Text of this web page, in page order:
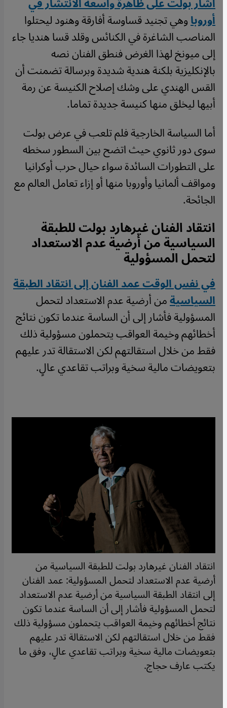
أوروباوهي تجنيد قساوسة أفارقة وهنود ليحتلوا
المناصب الشاغرة في الكنائس وقلد قسا هنديا جاء
إلى ميونخ لهذا الغرض فنطق الفنان نصه
بالإنكليزية بلكنة هندية شديدة وبرسالة تضمنت أن
القس الهندي على وشك إصلاح الكنيسة عن رمة
أبيها ليخلق منها كنيسة جديدة تماما.
أما السياسة الخارجية فلم تلعب في عرض بولت
سوى دور ثانوي حيث اتضح بين السطور سخطه
على التطورات السائدة سواء حيال حرب أوكرانيا
ومواقف ألمانيا وأوروبا منها أو إزاء تعامل العالم مع
الجائحة.
انتقاد الفنان غيرهارد بولت للطبقة
السياسية من أرضية عدم الاستعداد
لتحمل المسؤولية
في نفس الوقت عمد الفنان إلى انتقاد الطبقة
السياسيةمن أرضية عدم الاستعداد لتحمل
المسؤولية فأشار إلى أن الساسة عندما تكون نتائج
أخطائهم وخيمة العواقب يتحملون مسؤولية ذلك
فقط من خلال استقالتهم لكن الاستقالة تدر عليهم
بتعويضات مالية سخية وبراتب تقاعدي عالٍ.
انتقاد الفنان غيرهارد بولت للطبقة السياسية من
أرضية عدم الاستعداد لتحمل المسؤولية: عمد الفنان
إلى انتقاد الطبقة السياسية من أرضية عدم الاستعداد
لتحمل المسؤولية فأشار إلى أن الساسة عندما تكون
نتائج أخطائهم وخيمة العواقب يتحملون مسؤولية ذلك
فقط من خلال استقالتهم لكن الاستقالة تدر عليهم
بتعويضات مالية سخية وبراتب تقاعدي عالٍ، وفق ما
يكتب عارف حجاج.